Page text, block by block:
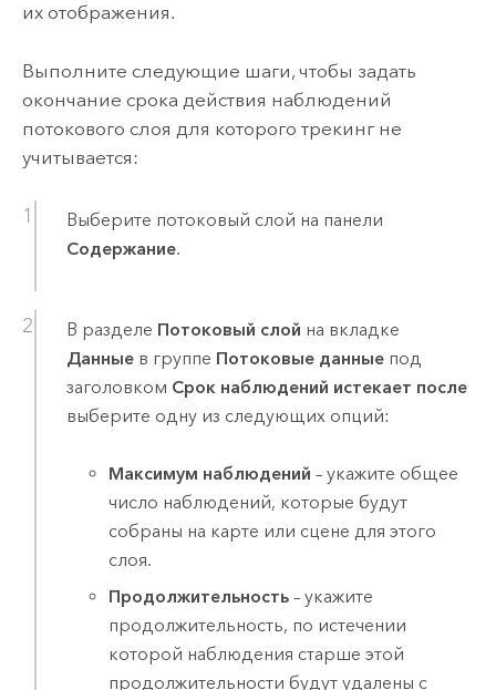
их отображения.
Выполните следующие шаги, чтобы задать
окончание срока действия наблюдений
потокового слоя для которого трекинг не
учитывается:
Выберите потоковый слой на панели
Содержание.
В разделе Потоковый слой на вкладке
Данныев группе Потоковые данныепод
заголовком Срок наблюдений истекает после
выберите одну из следующих опций:
Максимум наблюдений – укажите общее
число наблюдений, которые будут
собраны на карте или сцене для этого
слоя.
Продолжительность – укажите
продолжительность, по истечении
которой наблюдения старше этой
продолжительности будут удалены с